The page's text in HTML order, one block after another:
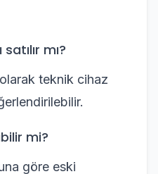
mı?
olarak teknik cihaz
mi?
göre eski